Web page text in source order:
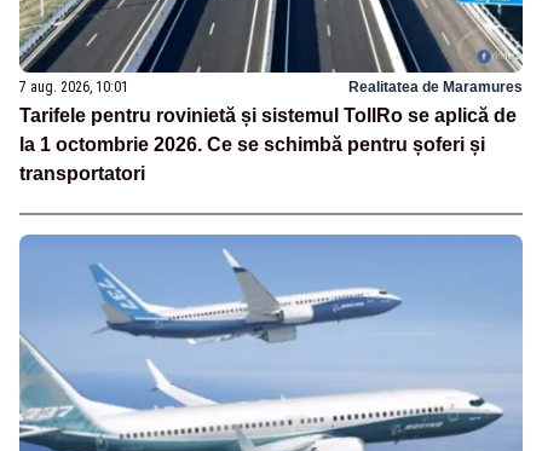
7 aug. 2026, 10:01 Realitatea de Maramures
Tarifele pentru rovinietă și sistemul TollRo se aplică de
la 1 octombrie 2026. Ce se schimbă pentru șoferi și
transportatori